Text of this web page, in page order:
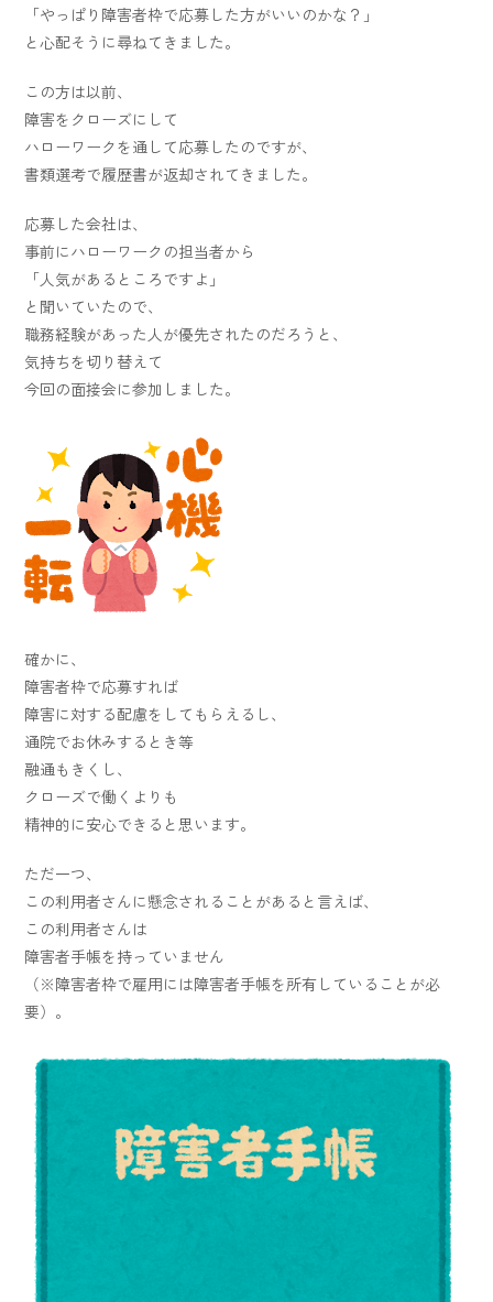
「やっぱり障害者枠で応募した方がいいのかな？」
と心配そうに尋ねてきました。
この方は以前、
障害をクローズにして
ハローワークを通して応募したのですが、
書類選考で履歴書が返却されてきました。
応募した会社は、
事前にハローワークの担当者から
「人気があるところですよ」
と聞いていたので、
職務経験があった人が優先されたのだろうと、
気持ちを切り替えて
今回の面接会に参加しました。
確かに、
障害者枠で応募すれば
障害に対する配慮をしてもらえるし、
通院でお休みするとき等
融通もきくし、
クローズで働くよりも
精神的に安心できると思います。
ただ一つ、
この利用者さんに懸念されることがあると言えば、
この利用者さんは
障害者手帳を持っていません
（※障害者枠で雇用には障害者手帳を所有していることが必
要）。